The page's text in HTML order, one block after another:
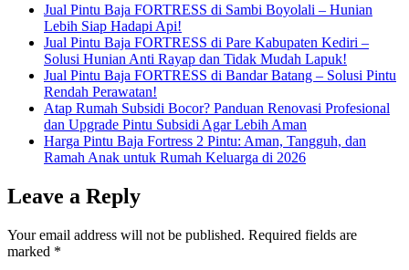
Jual Pintu Baja FORTRESS di Sambi Boyolali – Hunian
Lebih Siap Hadapi Api!
Jual Pintu Baja FORTRESS di Pare Kabupaten Kediri –
Solusi Hunian Anti Rayap dan Tidak Mudah Lapuk!
Jual Pintu Baja FORTRESS di Bandar Batang – Solusi Pintu
Rendah Perawatan!
Atap Rumah Subsidi Bocor? Panduan Renovasi Profesional
dan Upgrade Pintu Subsidi Agar Lebih Aman
Harga Pintu Baja Fortress 2 Pintu: Aman, Tangguh, dan
Ramah Anak untuk Rumah Keluarga di 2026
Leave a Reply
Your email address will not be published. Required fields are
marked *